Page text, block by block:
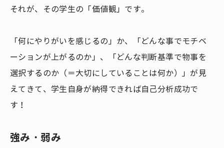
それが、その学生の「価値観」です。
「何にやりがいを感じるの」か、「どんな事でモチベ
ーションが上がるのか」、「どんな判断基準で物事を
選択するのか（＝大切にしていることは何か）」が見
えてきて、学生自身が納得できれば自己分析成功で
す！
強み・弱み